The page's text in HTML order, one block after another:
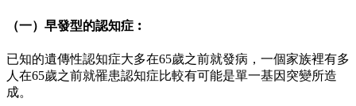
（一）早發型的認知症︰
已知的遺傳性認知症大多在65歲之前就發病，一個家族裡有多
人在65歲之前就罹患認知症比較有可能是單一基因突變所造
成。